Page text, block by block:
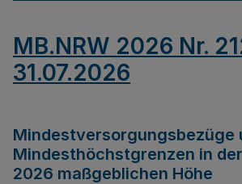
MB.NRW 2026 Nr.
31.07.2026
Mindestversorgungsbezüge
Mindesthöchstgrenzen in
2026 maßgeblichen Höhe